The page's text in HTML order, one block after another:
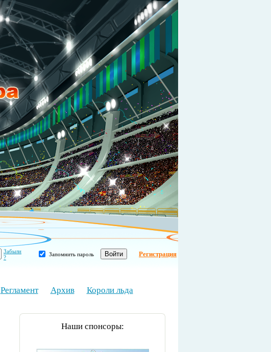
Забыли
?
Запомнить пароль Регистрация
Регламент Архив Короли льда
Наши спонсоры: